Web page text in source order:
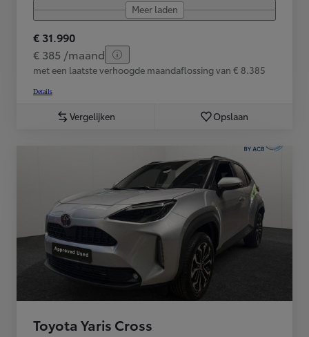
Meer laden
€ 31.990
€ 385 /maand
met een laatste verhoogde maandaflossing van € 8.385
Details
Vergelijken Opslaan
Toyota Yaris Cross